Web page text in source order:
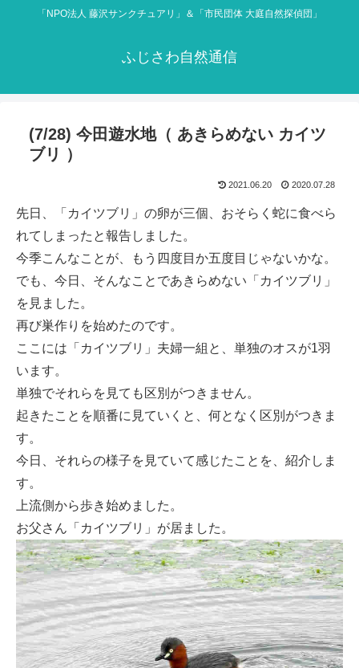
「NPO法人 藤沢サンクチュアリ」＆「市民団体 大庭自然探偵団」
ふじさわ自然通信
(7/28) 今田遊水地（ あきらめない カイツ
ブリ ）
2021.06.20 2020.07.28
先日、「カイツブリ」の卵が三個、おそらく蛇に食べら
れてしまったと報告しました。
今季こんなことが、もう四度目か五度目じゃないかな。
でも、今日、そんなことであきらめない「カイツブリ」
を見ました。
再び巣作りを始めたのです。
ここには「カイツブリ」夫婦一組と、単独のオスが1羽
います。
単独でそれらを見ても区別がつきません。
起きたことを順番に見ていくと、何となく区別がつきま
す。
今日、それらの様子を見ていて感じたことを、紹介しま
す。
上流側から歩き始めました。
お父さん「カイツブリ」が居ました。